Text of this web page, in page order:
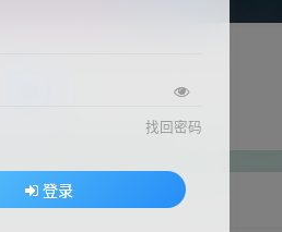
找回密码
登录